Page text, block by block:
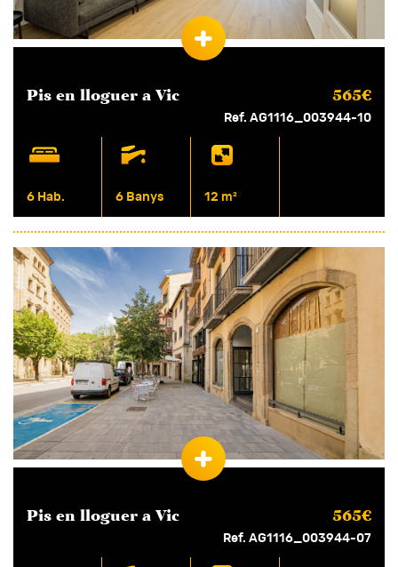
Pis en lloguer a Vic 565€
Ref. AG1116_003944-10
6 Hab. 6 Banys 12 m²
Pis en lloguer a Vic 565€
Ref. AG1116_003944-07